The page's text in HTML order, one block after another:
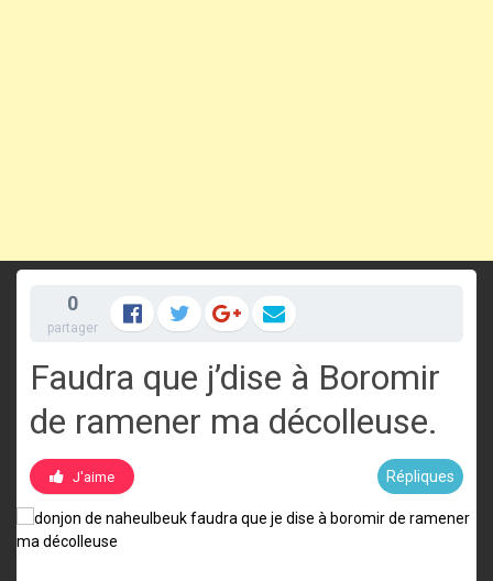
0
partager
Faudra que j’dise à Boromir
de ramener ma décolleuse.
J'aime Répliques